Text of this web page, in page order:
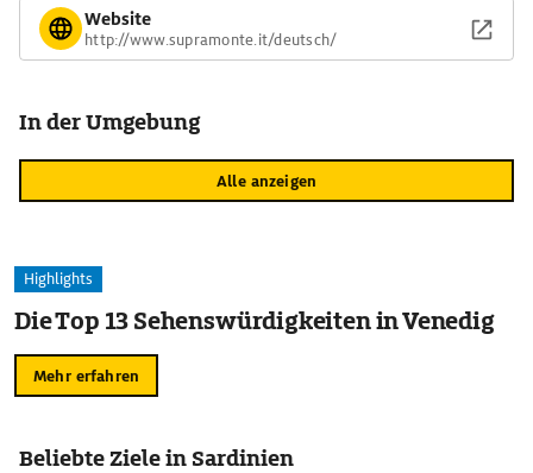
Website
http://www.supramonte.it/deutsch/
In der Umgebung
Alle anzeigen
Highlights
Die Top 13 Sehenswürdigkeiten in Venedig
Mehr erfahren
Beliebte Ziele in Sardinien